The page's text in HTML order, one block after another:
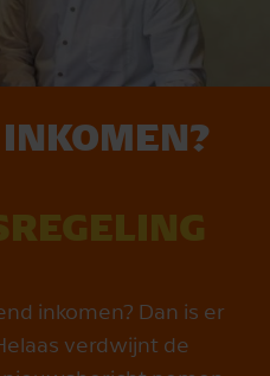
inkomen? Dan is er
verdwijnt de